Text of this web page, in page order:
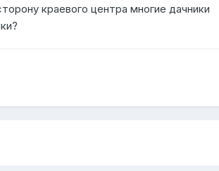
краевого центра многие дачники